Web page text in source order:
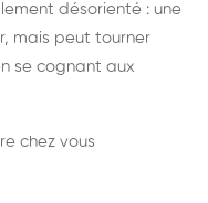
désorienté : une
mais peut tourner
se cognant aux
chez vous